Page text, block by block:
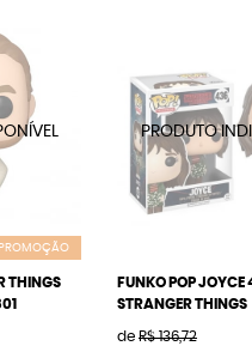
PROMOÇÃO
THINGS
FUNKO POP JOYCE
STRANGER THINGS
de R$ 136,72